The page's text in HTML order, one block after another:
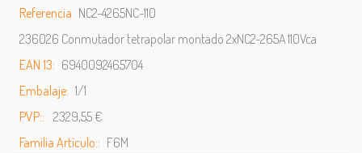
Referencia NC2-4265NC-110
236026 Conmutador tetrapolar montado 2xNC2-265A 110Vca
EAN 13: 6940092465704
Embalaje: 1/1
PVP:: 2329,55 €
Familia Artículo:: F6M